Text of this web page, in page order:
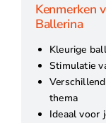
Kenmerken
Ballerina
Kleurige
Stimulatie
thema
Ideaal voor